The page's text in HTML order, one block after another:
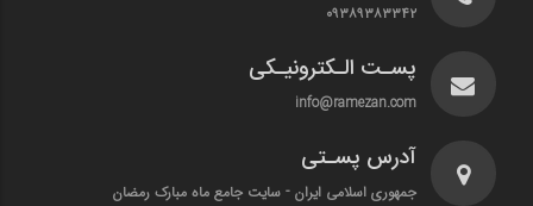
۰۹۳۸۹۳۸۳۳۴۲
پسـت الـکترونیـکی
info@ramezan.com
آدرس پسـتی
جمهوری اسلامی ایران - سایت جامع ماه مبارک رمضان